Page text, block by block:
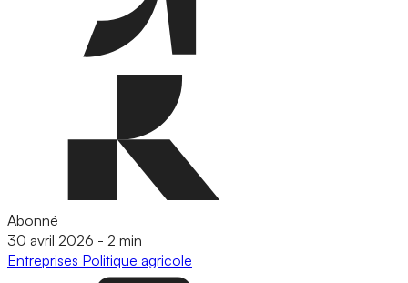
Abonné
30 avril 2026 - 2 min
Entreprises Politique agricole